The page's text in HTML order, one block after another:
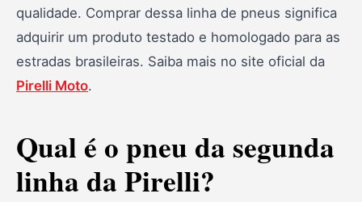
qualidade. Comprar dessa linha de pneus significa
adquirir um produto testado e homologado para as
estradas brasileiras. Saiba mais no site oficial da
Pirelli Moto.
Qual é o pneu da segunda
linha da Pirelli?